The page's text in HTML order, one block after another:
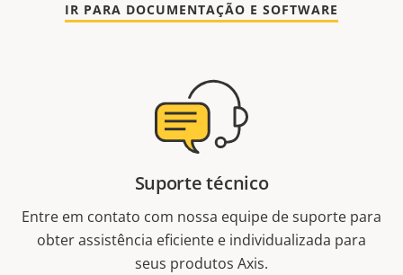
IR PARA DOCUMENTAÇÃO E SOFTWARE
Suporte técnico
Entre em contato com nossa equipe de suporte para
obter assistência eficiente e individualizada para
seus produtos Axis.